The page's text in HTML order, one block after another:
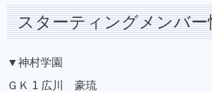
スターティングメンバー
▼神村学園
ＧＫ 1 広川 豪琉